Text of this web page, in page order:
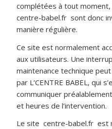
complétées à tout
centre-babel.fr sont donc
manière régulière.
Ce site est normalement
aux utilisateurs. Une
maintenance technique
par L’CENTRE BABEL, qui
communiquer
et heures de l’intervention.
Le site centre-babel.fr est